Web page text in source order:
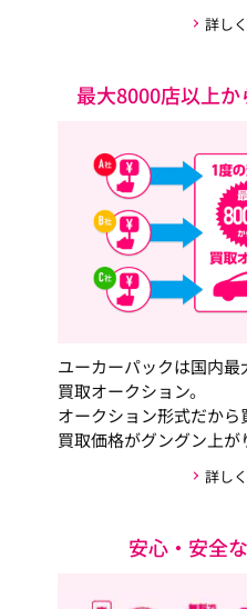
詳し
最大8000店以上か
ユーカーパックは国内
買取オークション。
オークション形式だから
買取価格がグングン上が
詳し
安心・安全